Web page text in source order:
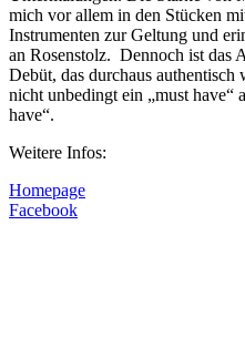
mich vor allem in den Stücken
Instrumenten zur Geltung und
an Rosenstolz. Dennoch ist das
Debüt, das durchaus authentisch
nicht unbedingt ein „must have“
have“.
Weitere Infos:
Homepage
Facebook